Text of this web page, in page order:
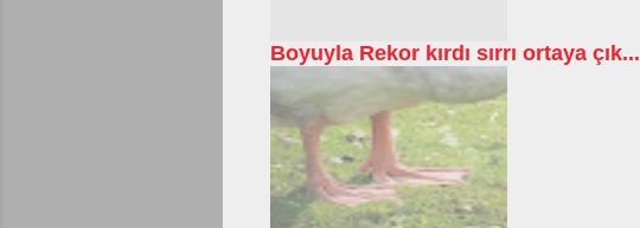
Boyuyla Rekor kırdı sırrı ortaya çık...